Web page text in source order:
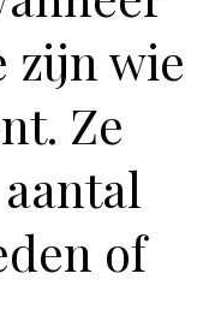
zijn wie
Ze
of